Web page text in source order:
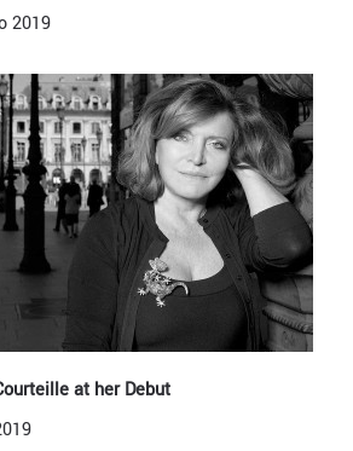
2019
at her Debut